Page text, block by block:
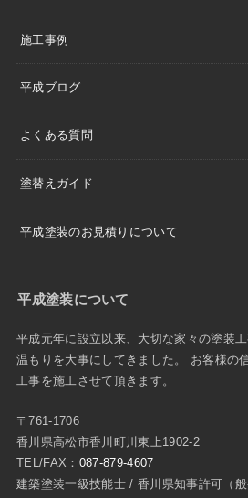
施工事例
平成ブログ
よくある質問
塗替えガイド
平成塗装のお見積りについて
平成塗装について
平成元年に設立以来、大切な家々の塗装
温もりを大事にしてきました。 お客様の
工事を施工させて頂きます。
〒761-1706
香川県高松市香川町川東上1902-2
TEL/FAX： 087-879-4607
建築塗装一級技能士 / 香川県知事許可（